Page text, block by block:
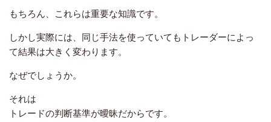
もちろん、これらは重要な知識です。
しかし実際には、同じ手法を使っていてもトレーダーによっ
て結果は大きく変わります。
なぜでしょうか。
それは
トレードの判断基準が曖昧だからです。